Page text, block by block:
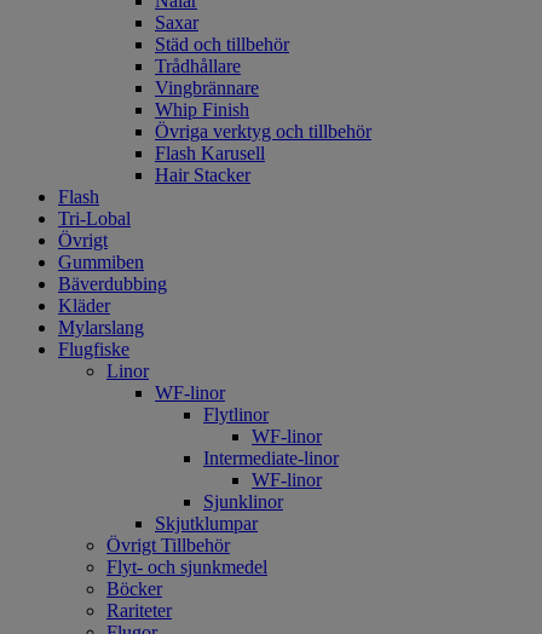
Saxar
Städ och tillbehör
Trådhållare
Vingbrännare
Whip Finish
Övriga verktyg och tillbehör
Flash Karusell
Hair Stacker
Flash
Tri-Lobal
Övrigt
Gummiben
Bäverdubbing
Kläder
Mylarslang
Flugfiske
Linor
WF-linor
Flytlinor
WF-linor
Intermediate-linor
WF-linor
Sjunklinor
Skjutklumpar
Övrigt Tillbehör
Flyt- och sjunkmedel
Böcker
Rariteter